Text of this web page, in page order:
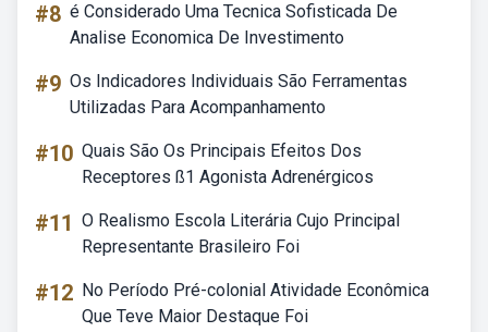
#8 é Considerado Uma Tecnica Sofisticada De
Analise Economica De Investimento
#9 Os Indicadores Individuais São Ferramentas
Utilizadas Para Acompanhamento
#10 Quais São Os Principais Efeitos Dos
Receptores ß1 Agonista Adrenérgicos
#11 O Realismo Escola Literária Cujo Principal
Representante Brasileiro Foi
#12 No Período Pré-colonial Atividade Econômica
Que Teve Maior Destaque Foi